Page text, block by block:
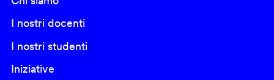
I nostri docenti
I nostri studenti
Iniziative